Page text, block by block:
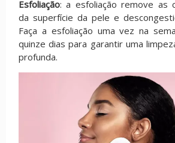
Esfoliação: a esfoliação remove as
da superfície da pele e
Faça a esfoliação uma vez na
quinze dias para garantir uma
profunda.